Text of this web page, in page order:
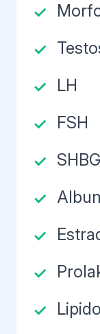
LH
FSH
SHBG